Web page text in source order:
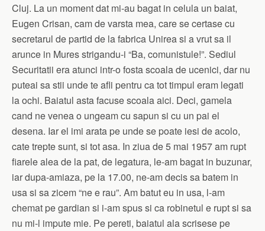
Cluj. La un moment dat mi-au bagat in celula un baiat,
Eugen Crisan, cam de varsta mea, care se certase cu
secretarul de partid de la fabrica Unirea si a vrut sa il
arunce in Mures strigandu-i “Ba, comunistule!”. Sediul
Securitatii era atunci intr-o fosta scoala de ucenici, dar nu
puteai sa stii unde te afli pentru ca tot timpul eram legati
la ochi. Baiatul asta facuse scoala aici. Deci, gamela
cand ne venea o ungeam cu sapun si cu un pai el
desena. Iar el imi arata pe unde se poate iesi de acolo,
cate trepte sunt, si tot asa. In ziua de 5 mai 1957 am rupt
fiarele alea de la pat, de legatura, le-am bagat in buzunar,
iar dupa-amiaza, pe la 17.00, ne-am decis sa batem in
usa si sa zicem “ne e rau”. Am batut eu in usa, l-am
chemat pe gardian si i-am spus si ca robinetul e rupt si sa
nu mi-l impute mie. Pe pereti, baiatul ala scrisese pe